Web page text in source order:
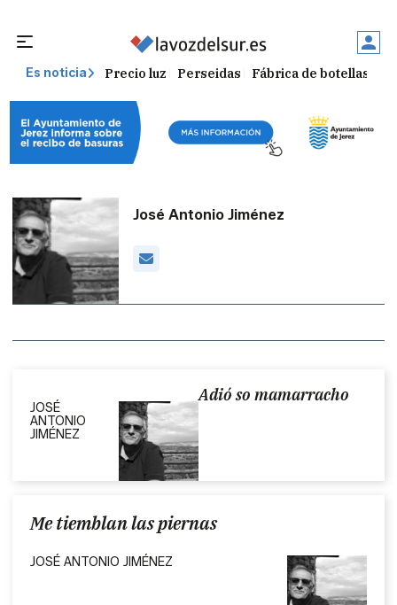
Es noticia Precio luz Perseidas Fábrica de botellas
José Antonio Jiménez
Adió so mamarracho
JOSÉ
ANTONIO
JIMÉNEZ
Me tiemblan las piernas
JOSÉ ANTONIO JIMÉNEZ